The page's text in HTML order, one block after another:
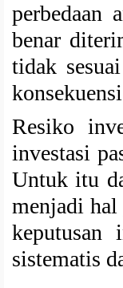
perbedaan
benar
tidak
Resiko
investasi
Untuk itu
menjadi
keputusan
sistematis